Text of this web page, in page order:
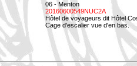
06 - Menton
20160600549NUC2A
Hôtel de voyageurs dit Hôtel
Cage d'escalier vue d'en bas.